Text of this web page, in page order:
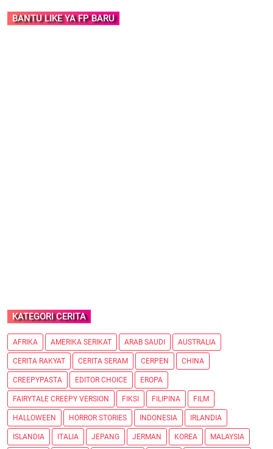
BANTU LIKE YA FP BARU
KATEGORI CERITA
AFRIKA AMERIKA SERIKAT ARAB SAUDI AUSTRALIA
CERITA RAKYAT CERITA SERAM CERPEN CHINA
CREEPYPASTA EDITOR CHOICE EROPA
FAIRYTALE CREEPY VERSION FIKSI FILIPINA FILM
HALLOWEEN HORROR STORIES INDONESIA IRLANDIA
ISLANDIA ITALIA JEPANG JERMAN KOREA MALAYSIA